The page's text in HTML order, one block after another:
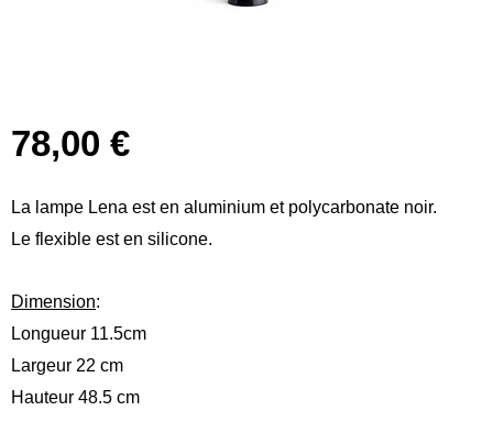
78,00 €
La lampe Lena est en aluminium et polycarbonate noir.
Le flexible est en silicone.
Dimension:
Longueur 11.5cm
Largeur 22 cm
Hauteur 48.5 cm